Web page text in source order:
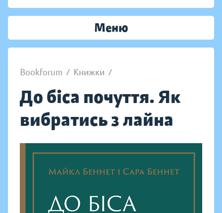
Меню
Bookforum / Книжки /
До біса почуття. Як
вибратись з лайна